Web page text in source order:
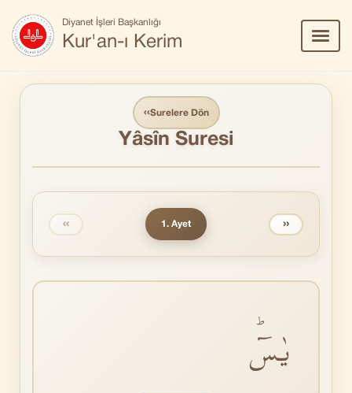
Diyanet İşleri Başkanlığı
Kur'an-ı Kerim
Aç/
‹‹Surelere Dön
Yâsîn Suresi
‹‹ 1. Ayet ››
يٰسٓؕ